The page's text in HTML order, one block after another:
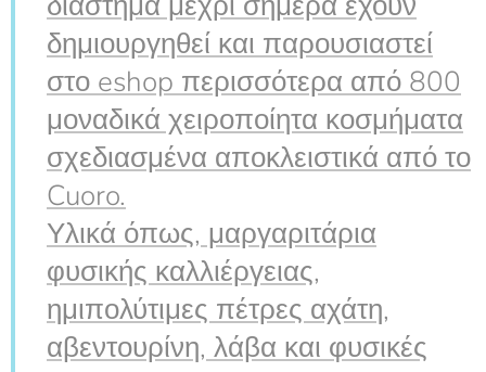
δημιουργηθεί και παρουσιαστεί
στο eshop περισσότερα από 800
μοναδικά χειροποίητα κοσμήματα
σχεδιασμένα αποκλειστικά από το
Cuoro.
Υλικά όπως, μαργαριτάρια
φυσικής καλλιέργειας,
ημιπολύτιμες πέτρες αχάτη,
αβεντουρίνη, λάβα και φυσικές